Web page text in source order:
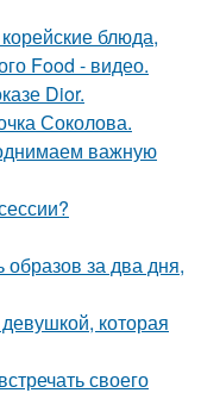
блюда,
Food - видео.
Dior.
Соколова.
важную
за два дня,
которая
своего